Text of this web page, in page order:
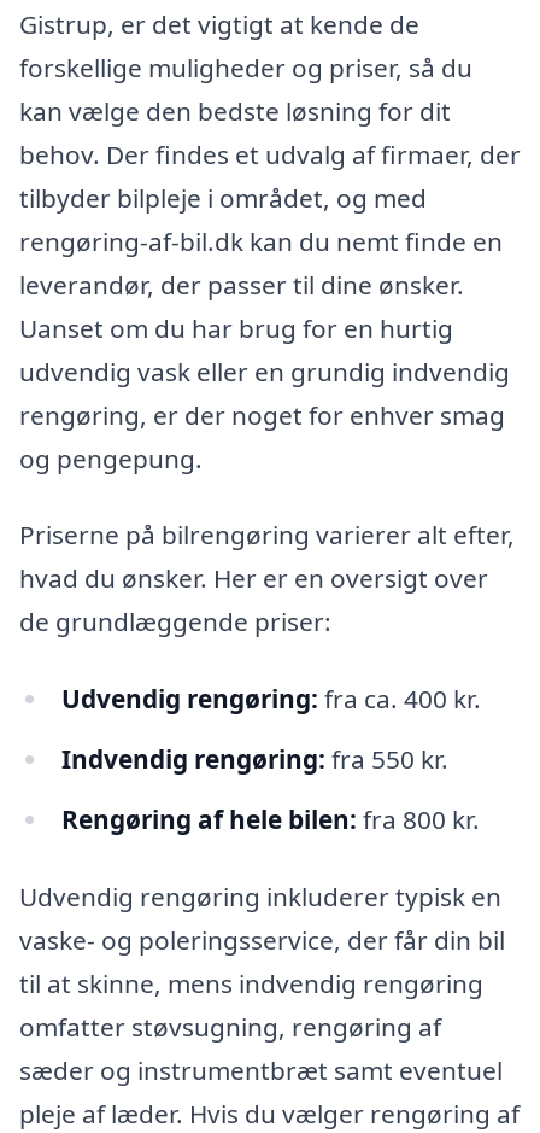
Gistrup, er det vigtigt at kende de
forskellige muligheder og priser, så du
kan vælge den bedste løsning for dit
behov. Der findes et udvalg af firmaer, der
tilbyder bilpleje i området, og med
rengøring-af-bil.dk kan du nemt finde en
leverandør, der passer til dine ønsker.
Uanset om du har brug for en hurtig
udvendig vask eller en grundig indvendig
rengøring, er der noget for enhver smag
og pengepung.
Priserne på bilrengøring varierer alt efter,
hvad du ønsker. Her er en oversigt over
de grundlæggende priser:
Udvendig rengøring: fra ca. 400 kr.
Indvendig rengøring: fra 550 kr.
Rengøring af hele bilen: fra 800 kr.
Udvendig rengøring inkluderer typisk en
vaske- og poleringsservice, der får din bil
til at skinne, mens indvendig rengøring
omfatter støvsugning, rengøring af
sæder og instrumentbræt samt eventuel
pleje af læder. Hvis du vælger rengøring af